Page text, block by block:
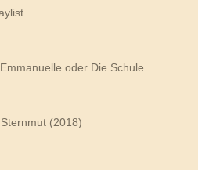
oder Die Schule…
(2018)